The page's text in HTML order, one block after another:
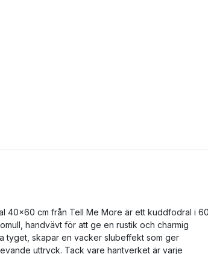
40x60 cm från Tell Me More är ett kuddfodral i
handvävt för att ge en rustik och charmig
tyget, skapar en vacker slubeffekt som ger
uttryck. Tack vare hantverket är varje